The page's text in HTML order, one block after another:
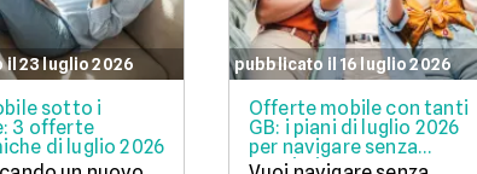
23 luglio 2026
sotto i
3 offerte
di luglio 2026
pubblicato il 16 luglio 2026
Offerte mobile con tanti
GB: i piani di luglio 2026
per navigare senza
pensieri